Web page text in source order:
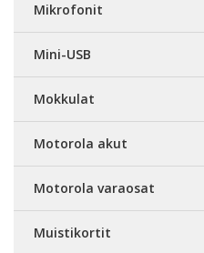
Mikrofonit
Mini-USB
Mokkulat
Motorola akut
Motorola varaosat
Muistikortit